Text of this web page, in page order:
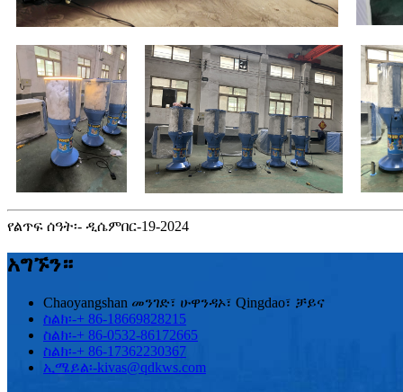
የልጥፍ ሰዓት፡- ዲሴምበር-19-2024
አግኙን።
Chaoyangshan መንገድ፣ ሁዋንዳኦ፣ Qingdao፣ ቻይና
ስልክ፡-+ 86-18669828215
ስልክ፡-+ 86-0532-86172665
ስልክ፡-+ 86-17362230367
ኢሜይል፡-kivas@qdkws.com